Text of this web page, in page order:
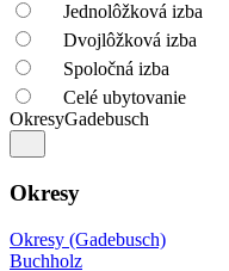
Jednolôžková izba
Dvojlôžková izba
Spoločná izba
Celé ubytovanie
OkresyGadebusch
Okresy
Okresy (Gadebusch)
Buchholz